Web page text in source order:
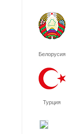
Белорусия
Турция